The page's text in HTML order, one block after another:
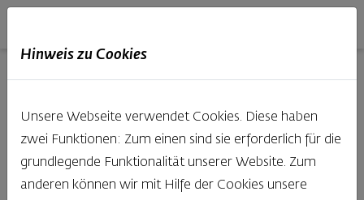
Backstube entdecken
Was gibt es Schöneres, als bei Brot & Gebäck die Qual
der Wahl zu haben? Noch dazu, wenn so großer Wert
Hinweis zu Cookies
Unsere Webseite verwendet Cookies. Diese haben
zwei Funktionen: Zum einen sind sie erforderlich für die
grundlegende Funktionalität unserer Website. Zum
anderen können wir mit Hilfe der Cookies unsere